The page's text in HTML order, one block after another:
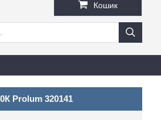
Кошик
Prolum 320141